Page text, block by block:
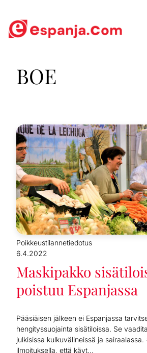
BOE
Poikkeustilannetiedotus
6.4.2022
Maskipakko
poistuu Espanjassa
Pääsiäisen jälkeen ei Espanjassa
hengityssuojainta sisätiloissa. Se
julkisissa kulkuvälineissä ja
ilmoituksella, että käyt...